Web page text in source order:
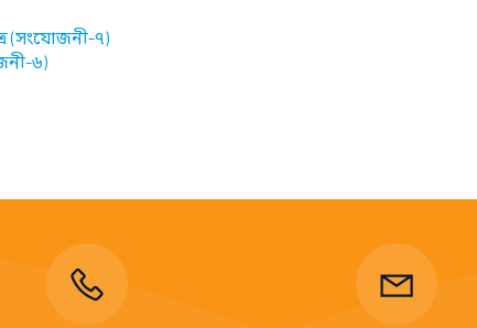
(সংযোজনী-৭)
৬)